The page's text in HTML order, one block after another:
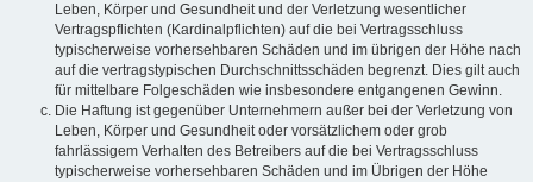
Leben, Körper und Gesundheit und der Verletzung wesentlicher
Vertragspflichten (Kardinalpflichten) auf die bei Vertragsschluss
typischerweise vorhersehbaren Schäden und im übrigen der Höhe nach
auf die vertragstypischen Durchschnittsschäden begrenzt. Dies gilt auch
für mittelbare Folgeschäden wie insbesondere entgangenen Gewinn.
Die Haftung ist gegenüber Unternehmern außer bei der Verletzung von
Leben, Körper und Gesundheit oder vorsätzlichem oder grob
fahrlässigem Verhalten des Betreibers auf die bei Vertragsschluss
typischerweise vorhersehbaren Schäden und im Übrigen der Höhe